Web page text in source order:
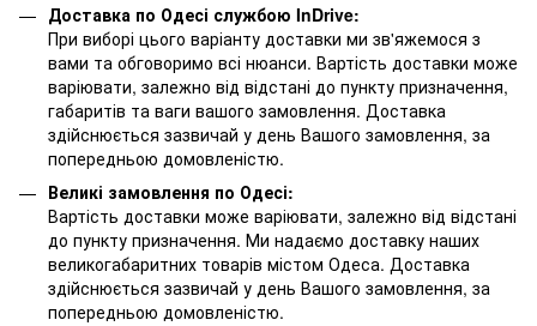
Доставка по Одесі службою InDrive:
При виборі цього варіанту доставки ми зв'яжемося з
вами та обговоримо всі нюанси. Вартість доставки може
варіювати, залежно від відстані до пункту призначення,
габаритів та ваги вашого замовлення. Доставка
здійснюється зазвичай у день Вашого замовлення, за
попередньою домовленістю.
Великі замовлення по Одесі:
Вартість доставки може варіювати, залежно від відстані
до пункту призначення. Ми надаємо доставку наших
великогабаритних товарів містом Одеса. Доставка
здійснюється зазвичай у день Вашого замовлення, за
попередньою домовленістю.